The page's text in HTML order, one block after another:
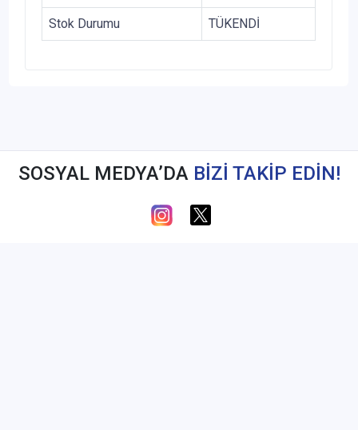
Stok Durumu TÜKENDİ
SOSYAL MEDYA’DA BİZİ TAKİP EDİN!